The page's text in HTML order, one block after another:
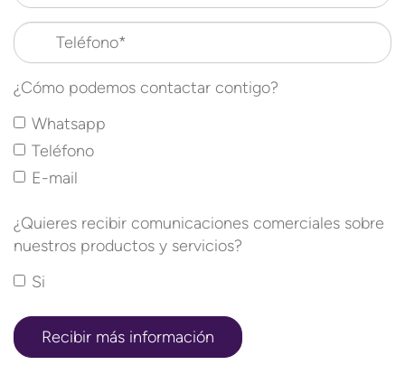
Teléfono*
¿Cómo podemos contactar contigo?
Whatsapp
Teléfono
E-mail
¿Quieres recibir comunicaciones comerciales sobre
nuestros productos y servicios?
Si